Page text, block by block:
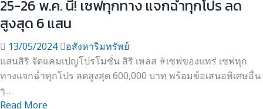
25-26 พ.ค. นี้! เซฟทุกทาง แจกฉ่ำทุกโปร ลด
สูงสุด 6 แสน
13/05/2024
อสังหาริมทรัพย์
แสนสิริ จัดแคมเปญโปรโมชั่น สิริ เพลส #เซฟของแทร่ เซฟทุก
ทางแจกฉ่ำทุกโปร ลดสูงสุด 600,000 บาท พร้อมข้อเสนอพิเศษอื่น
ๆ...
Read More